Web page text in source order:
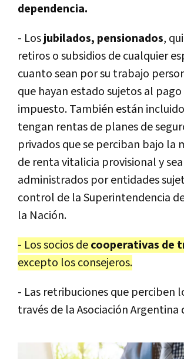
dependencia.
- Losjubilados, pensionados,
retiros o subsidios de cualquier
cuanto sean por su trabajo
que hayan estado sujetos al
impuesto. También están
tengan rentas de planes de
privados que se perciban bajo la
de renta vitalicia provisional y
administrados por entidades
control de la Superintendencia
la Nación.
- Los socios decooperativas de
excepto los consejeros.
- Las retribuciones que perciben
través de la Asociación Argentina